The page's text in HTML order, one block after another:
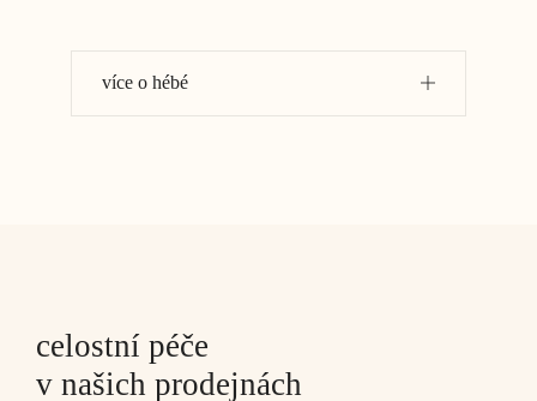
více o hébé
celostní péče
v našich prodejnách